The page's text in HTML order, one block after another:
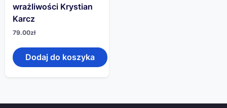
wrażliwości Krystian
Karcz
79.00zł
Dodaj do koszyka